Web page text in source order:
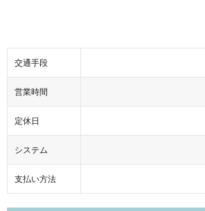
交通手段
営業時間
定休日
システム
支払い方法